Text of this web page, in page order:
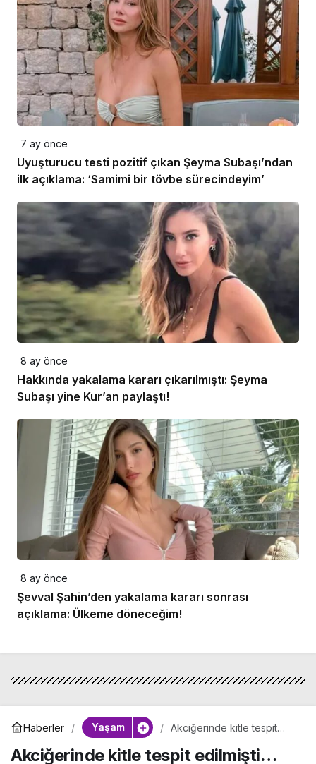
7 ay önce
Uyuşturucu testi pozitif çıkan Şeyma Subaşı’ndan
ilk açıklama: ‘Samimi bir tövbe sürecindeyim’
8 ay önce
Hakkında yakalama kararı çıkarılmıştı: Şeyma
Subaşı yine Kur’an paylaştı!
8 ay önce
Şevval Şahin’den yakalama kararı sonrası
açıklama: Ülkeme döneceğim!
Haberler Yaşam
Akciğerinde kitle tespit
Pekkan takipçilerini uyarı!
Akciğerinde kitle tespit edilmişti…